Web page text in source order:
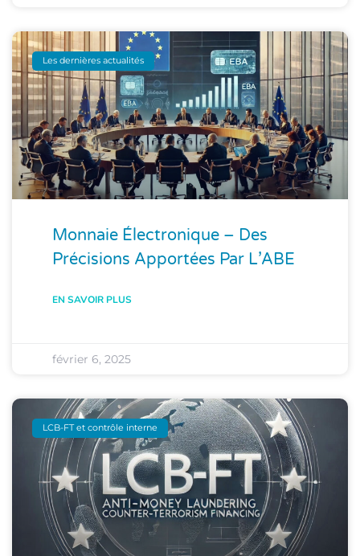
Les dernières actualités
Monnaie Électronique – Des
Précisions Apportées Par L’ABE
EN SAVOIR PLUS
février 6, 2025
LCB-FT et contrôle interne